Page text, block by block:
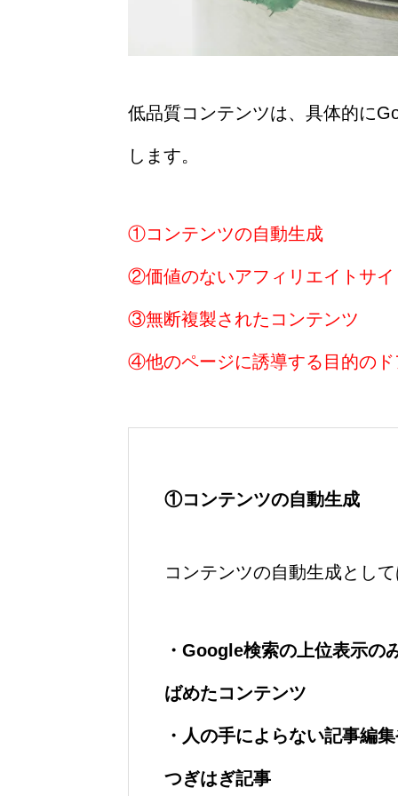
低品質コンテンツは、具体的に
します。
①コンテンツの自動生成
②価値のないアフィリエイトサイ
③無断複製されたコンテンツ
④他のページに誘導する目的の
①コンテンツの自動生成
コンテンツの自動生成とし
・Google検索の上位表示の
ばめたコンテンツ
・人の手によらない記事編
つぎはぎ記事